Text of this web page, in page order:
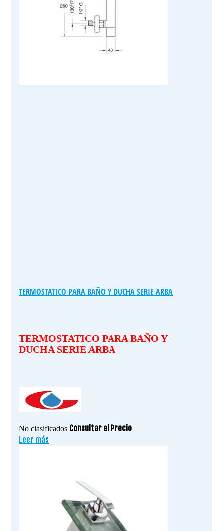
TERMOSTATICO PARA BAÑO Y DUCHA SERIE ARBA
TERMOSTATICO PARA BAÑO Y
DUCHA SERIE ARBA
No clasificados Consultar el Precio
Leer más